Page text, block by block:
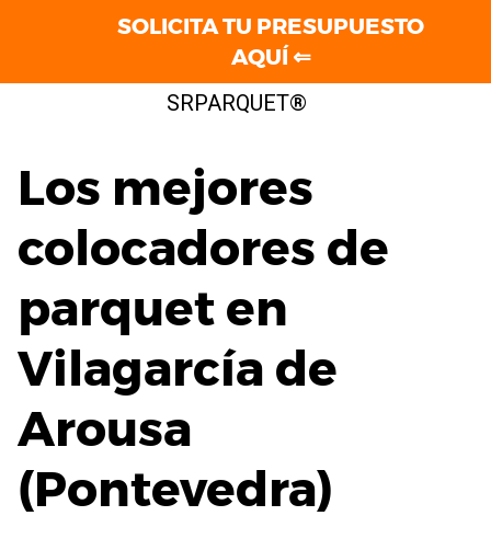
SRPARQUET®
Los mejores
colocadores de
parquet en
Vilagarcía de
Arousa
(Pontevedra)
SOLICITA TU PRESUPUESTO
AQUÍ ⇐